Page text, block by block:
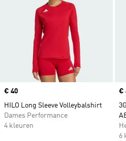
Price
€ 40
HILO Long Sleeve Volleybalshirt
Dames Performance
4 kleuren
€
6